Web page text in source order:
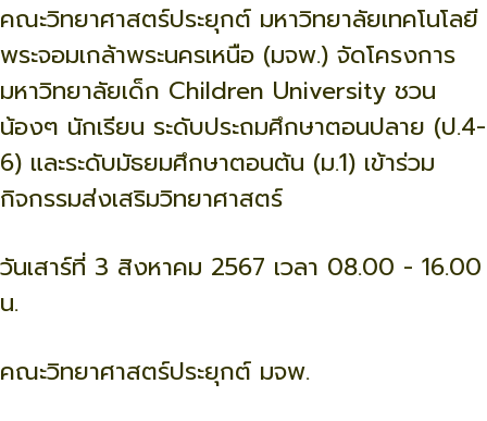
คณะวิทยาศาสตร์ประยุกต์ มหาวิทยาลัยเทคโนโลยี
พระจอมเกล้าพระนครเหนือ (มจพ.) จัดโครงการ
มหาวิทยาลัยเด็ก Children University ชวน
น้องๆ นักเรียน ระดับประถมศึกษาตอนปลาย (ป.4-
6) และระดับมัธยมศึกษาตอนต้น (ม.1) เข้าร่วม
กิจกรรมส่งเสริมวิทยาศาสตร์
วันเสาร์ที่ 3 สิงหาคม 2567 เวลา 08.00 - 16.00
น.
คณะวิทยาศาสตร์ประยุกต์ มจพ.